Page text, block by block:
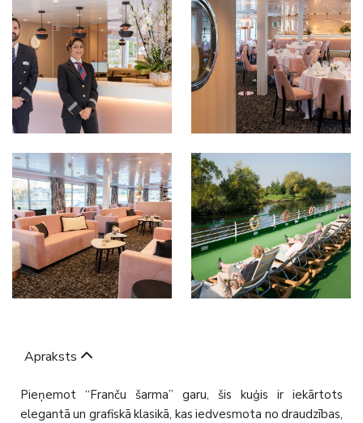
Apraksts
Pieņemot “Franču šarma” garu, šis kuģis ir iekārtots
elegantā un grafiskā klasikā, kas iedvesmota no draudzības,